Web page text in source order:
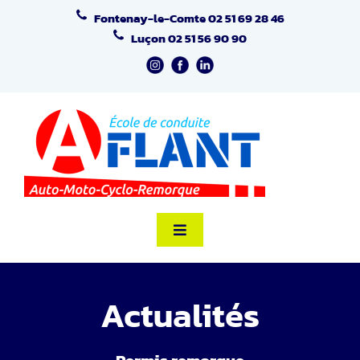
Fontenay-le-Comte02 51 69 28 46
Luçon02 51 56 90 90
Toggle
Navigation
Formation CodeActualités